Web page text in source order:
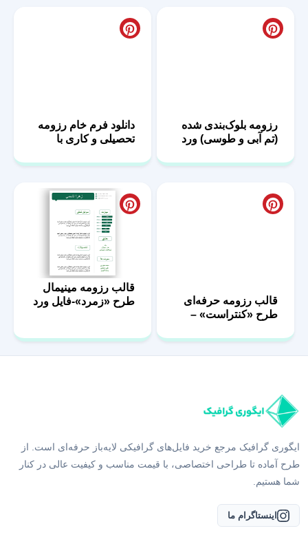
رزومه بلوک‌بندی شده
(تم آبی و طوسی) ورد
دانلود فرم خام رزومه
تحصیلی و کاری با
قالب رزومه حرفه‌ای
طرح «کنتراست» –
قالب رزومه مینیمال
طرح «زمرد»-فایل ورد
ایگوری گرافیک مرجع خرید فایل‌های گرافیکی لایه‌باز حرفه‌ای است. از
طرح آماده تا طراحی اختصاصی، با قیمت مناسب و کیفیت عالی در کنار
شما هستیم.
اینستاگرام ما